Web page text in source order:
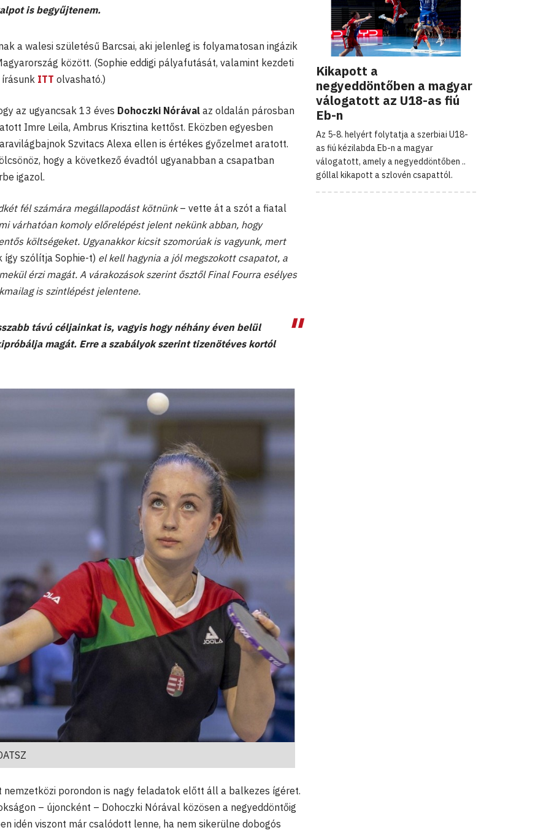
is begyűjtenem.
a walesi születésű Barcsai, aki jelenleg is folyamatosan ingázik
között. (Sophie eddigi pályafutását, valamint kezdeti
ITT olvasható.)
az ugyancsak 13 éves Dohoczki Nórával az oldalán párosban
Imre Leila, Ambrus Krisztina kettőst. Eközben egyesben
Szvitacs Alexa ellen is értékes győzelmet aratott.
hogy a következő évadtól ugyanabban a csapatban
igazol.
fél számára megállapodást kötnünk– vette át a szót a fiatal
várhatóan komoly előrelépést jelent nekünk abban, hogy
költségeket. Ugyanakkor kicsit szomorúak is vagyunk, mert
így szólítja Sophie-t) el kell hagynia a jól megszokott csapatot, a
érzi magát. A várakozások szerint ősztől Final Fourra esélyes
is szintlépést jelentene.
távú céljainkat is, vagyis hogy néhány éven belül
magát. Erre a szabályok szerint tizenötéves kortól
porondon is nagy feladatok előtt áll a balkezes ígéret.
– újoncként – Dohoczki Nórával közösen a negyeddöntőig
idén viszont már csalódott lenne, ha nem sikerülne dobogós
Kikapott a
negyeddöntőben a magyar
válogatott az U18-as fiú
Eb-n
Az 5-8. helyért folytatja a szerbiai U18-
as fiú kézilabda Eb-n a magyar
válogatott, amely a negyeddöntőben ..
góllal kikapott a szlovén csapattól.